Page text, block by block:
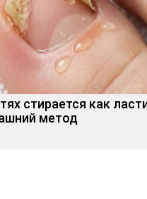
стирается как
метод